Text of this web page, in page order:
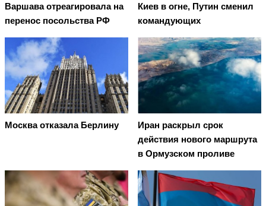
Варшава отреагировала на
перенос посольства РФ
Киев в огне, Путин сменил
командующих
Москва отказала Берлину
Иран раскрыл срок
действия нового маршрута
в Ормузском проливе